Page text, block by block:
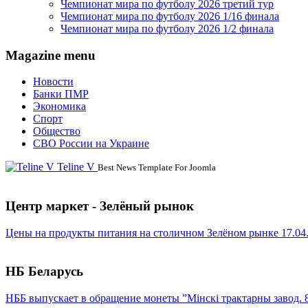
Чемпионат мира по футболу 2026 третий тур
Чемпионат мира по футболу 2026 1/16 финала
Чемпионат мира по футболу 2026 1/2 финала
Magazine menu
Новости
Банки ПМР
Экономика
Спорт
Общество
СВО России на Украине
Teline V Best News Template For Joomla
Центр маркет - Зелёный рынок
Цены на продукты питания на столичном Зелёном рынке
НБ Беларусь
НББ выпускает в обращение монеты ”Мінскі трактарны завод.